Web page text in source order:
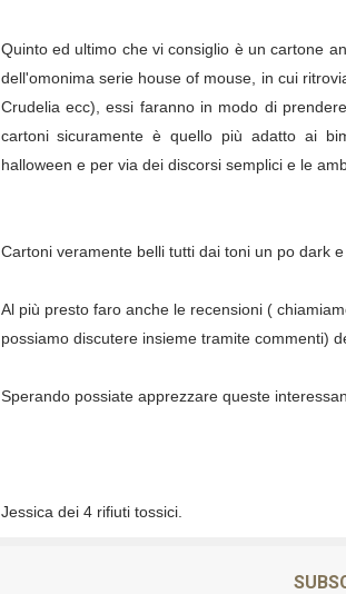
Quinto ed ultimo che vi consiglio è un cartone
dell'omonima serie house of mouse, in cui
Crudelia ecc), essi faranno in modo di
cartoni sicuramente è quello più adatto ai
halloween e per via dei discorsi semplici e le
Cartoni veramente belli tutti dai toni un po dark
Al più presto faro anche le recensioni (
possiamo discutere insieme tramite commenti)
Sperando possiate apprezzare queste
Jessica dei 4 rifiuti tossici.